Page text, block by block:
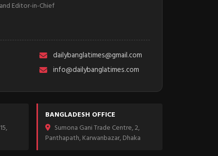
Editor-in-Chief
dailybanglatimes@gmail.com
info@dailybanglatimes.com
BANGLADESH OFFICE
Sumona Gani Trade Centre, 2,
Panthapath, Karwanbazar, Dhaka